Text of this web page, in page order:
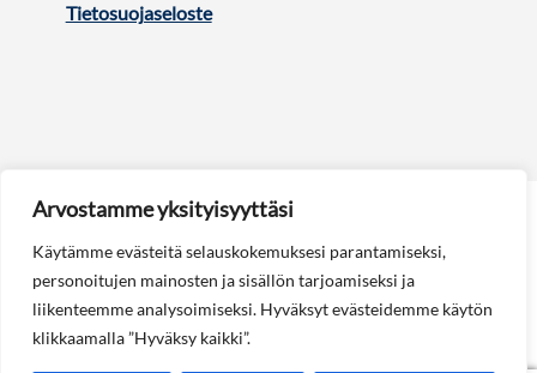
Arvostamme yksityisyyttäsi
Käytämme evästeitä selauskokemuksesi parantamiseksi,
personoitujen mainosten ja sisällön tarjoamiseksi ja
liikenteemme analysoimiseksi. Hyväksyt evästeidemme käytön
klikkaamalla ”Hyväksy kaikki”.
Tietosuojaseloste